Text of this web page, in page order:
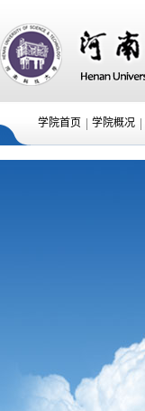
学院首页 | 学院概况 |